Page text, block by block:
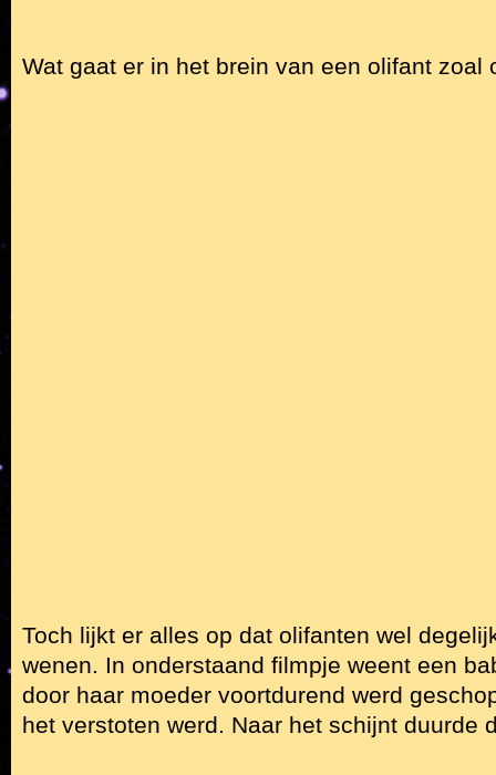
Wat gaat er in het brein van een olifant zoal
Toch lijkt er alles op dat olifanten wel
wenen. In onderstaand filmpje weent een
door haar moeder voortdurend werd
het verstoten werd. Naar het schijnt duurde